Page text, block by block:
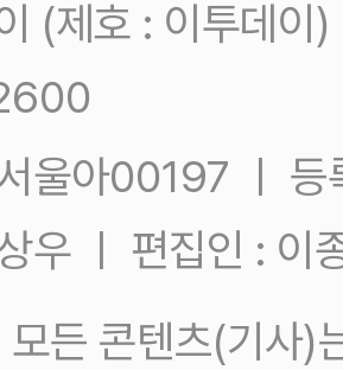
(제호 : 이투데
울아00197 ㅣ
우 ㅣ 편집인 : 이
모든 콘텐츠(기사)